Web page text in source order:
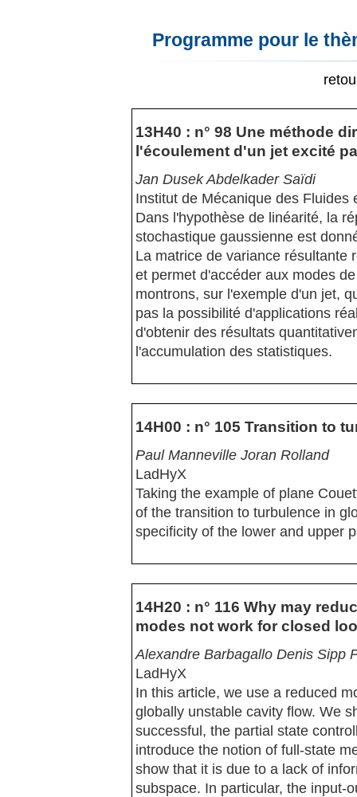
Programme pour le
13H40 : n° 98 Une méthode
l'écoulement d'un jet excité
Jan Dusek Abdelkader Saïdi
Institut de Mécanique des Fluides
Dans l'hypothèse de linéarité, la
stochastique gaussienne est
La matrice de variance résultante
et permet d'accéder aux modes
montrons, sur l'exemple d'un jet,
pas la possibilité d'applications
d'obtenir des résultats
l'accumulation des statistiques.
14H00 : n° 105 Transition to
Paul Manneville Joran Rolland
LadHyX
Taking the example of plane
of the transition to turbulence in
specificity of the lower and upper
14H20 : n° 116 Why may
modes not work for closed
Alexandre Barbagallo Denis Sipp
LadHyX
In this article, we use a reduced
globally unstable cavity flow. We
successful, the partial state
introduce the notion of full-state
show that it is due to a lack of
subspace. In particular, the input-